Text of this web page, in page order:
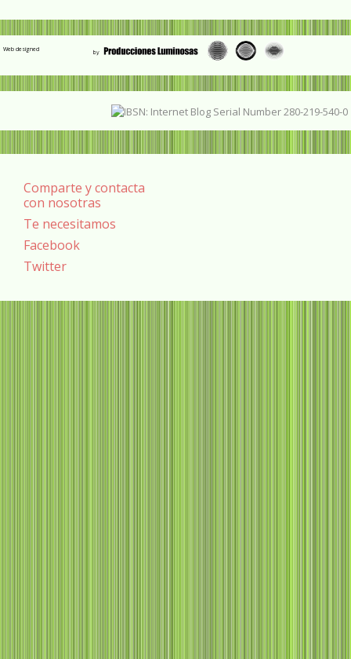
Web designed
Comparte y contacta
con nosotras
Te necesitamos
Facebook
Twitter